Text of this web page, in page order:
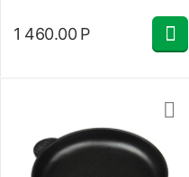
1 460.00 Р